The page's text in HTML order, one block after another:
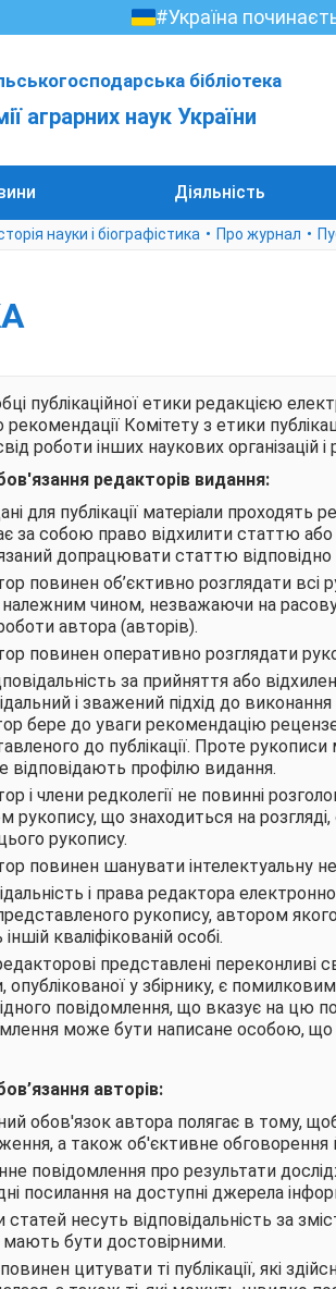
#Україна
бібліотека
аграрних наук України
Діяльність
науки і біографістика Про журнал
публікаційної етики редакцією
рекомендації Комітету з етики
роботи інших наукових організацій і
редакторів видання:
для публікації матеріали проходять
за собою право відхилити статтю
допрацювати статтю відповідно
повинен об’єктивно розглядати всі
чином, незважаючи на расову,
автора (авторів).
повинен оперативно розглядати
за прийняття або
і зважений підхід до
бере до уваги рекомендацію
до публікації. Проте
відповідають профілю видання.
і члени редколегії не повинні
рукопису, що знаходиться на розгляді,
рукопису.
повинен шанувати інтелектуальну
і права редактора
рукопису, автором
кваліфікованій особі.
представлені переконливі
опублікованої у збірнику, є
повідомлення, що вказує на цю
може бути написане особою,
авторів:
обов'язок автора полягає в тому,
а також об'єктивне обговорення
повідомлення про результати
посилання на доступні джерела
несуть відповідальність за
мають бути достовірними.
цитувати ті публікації, які